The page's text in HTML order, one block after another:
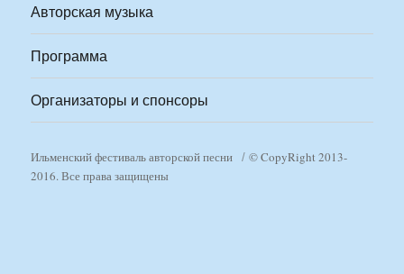
Авторская музыка
Программа
Организаторы и спонсоры
Ильменский фестиваль авторской песни
© CopyRight 2013-
2016. Все права защищены